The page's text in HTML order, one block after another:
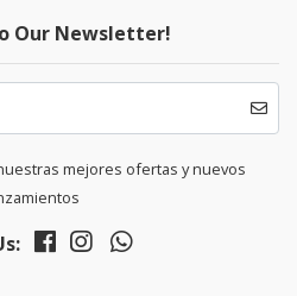
Our Newsletter!
mejores ofertas y nuevos